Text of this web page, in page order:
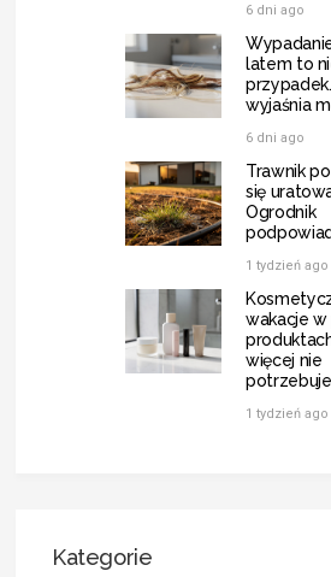
6 dni ago
latem to
wyjaśnia
6 dni ago
Trawnik
się
Ogrodnik
1 tydzień ago
wakacje w
więcej nie
1 tydzień ago
Kategorie